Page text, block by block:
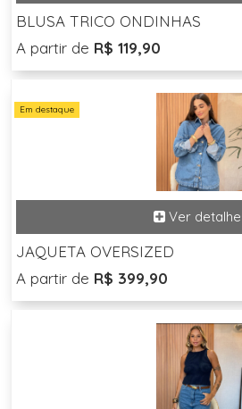
BLUSA TRICO ONDINHAS
A partir de R$ 119,90
Em destaque
JAQUETA OVERSIZED
A partir de R$ 399,90